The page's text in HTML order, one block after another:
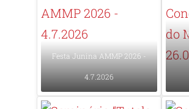
Festa Junina AMMP 2026 -
4.7.2026